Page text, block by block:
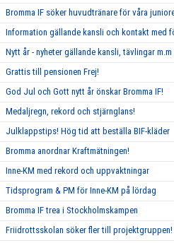
Bromma IF söker huvudtränare för våra
Information gällande kansli och kontakt med
Nytt år - nyheter gällande kansli, tävlingar m.m
Grattis till pensionen Frej!
God Jul och Gott nytt år önskar Bromma IF!
Medaljregn, rekord och stjärnglans!
Julklappstips! Hög tid att beställa BIF-kläder
Bromma anordnar Kraftmätningen!
Inne-KM med rekord och uppvaktningar
Tidsprogram & PM för Inne-KM på lördag
Bromma IF trea i Stockholmskampen
Friidrottsskolan söker fler till projektgruppen!